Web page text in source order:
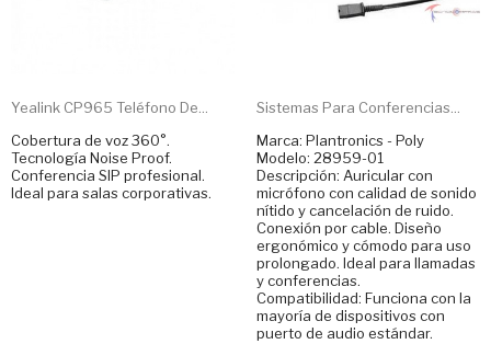
Yealink CP965 Teléfono De...
Cobertura de voz 360°.
Tecnología Noise Proof.
Conferencia SIP profesional.
Ideal para salas corporativas.
Sistemas Para Conferencias...
Marca: Plantronics - Poly
Modelo: 28959-01
Descripción: Auricular con
micrófono con calidad de sonido
nítido y cancelación de ruido.
Conexión por cable. Diseño
ergonómico y cómodo para uso
prolongado. Ideal para llamadas
y conferencias.
Compatibilidad: Funciona con la
mayoría de dispositivos con
puerto de audio estándar.